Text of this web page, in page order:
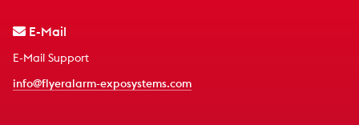
E-Mail
E-Mail Support
info@flyeralarm-exposystems.com